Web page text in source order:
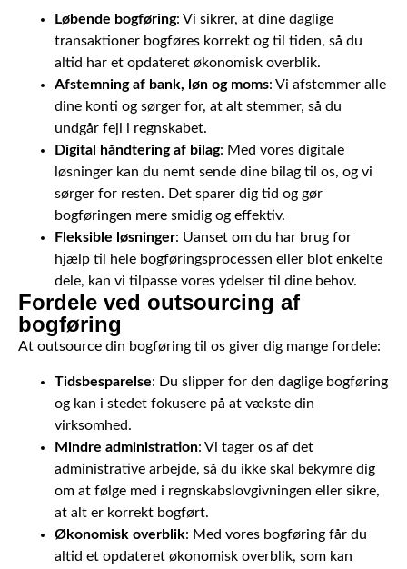
Løbende bogføring: Vi sikrer, at dine daglige
transaktioner bogføres korrekt og til tiden, så du
altid har et opdateret økonomisk overblik.
Afstemning af bank, løn og moms: Vi afstemmer alle
dine konti og sørger for, at alt stemmer, så du
undgår fejl i regnskabet.
Digital håndtering af bilag: Med vores digitale
løsninger kan du nemt sende dine bilag til os, og vi
sørger for resten. Det sparer dig tid og gør
bogføringen mere smidig og effektiv.
Fleksible løsninger: Uanset om du har brug for
hjælp til hele bogføringsprocessen eller blot enkelte
dele, kan vi tilpasse vores ydelser til dine behov.
Fordele ved outsourcing af
bogføring
At outsource din bogføring til os giver dig mange fordele:
Tidsbesparelse: Du slipper for den daglige bogføring
og kan i stedet fokusere på at vækste din
virksomhed.
Mindre administration: Vi tager os af det
administrative arbejde, så du ikke skal bekymre dig
om at følge med i regnskabslovgivningen eller sikre,
at alt er korrekt bogført.
Økonomisk overblik: Med vores bogføring får du
altid et opdateret økonomisk overblik, som kan